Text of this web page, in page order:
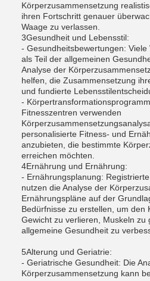
Körperzusammensetzung
ihren Fortschritt genauer
Waage zu verlassen.
3Gesundheit und Lebensstil:
- Gesundheitsbewertungen:
als Teil der allgemeinen
Analyse der
helfen, die Zusammensetzung
und fundierte
-
Fitnesszentren verwenden
personalisierte Fitness- und
anzubieten, die bestimmte
erreichen möchten.
4Ernährung und Ernährung:
- Ernährungsplanung:
nutzen die Analyse der
Ernährungspläne auf der
Bedürfnisse zu erstellen, um den
Gewicht zu verlieren, Muskeln zu
allgemeine Gesundheit zu
5Alterung und Geriatrie:
- Geriatrische Gesundheit: Die
Körperzusammensetzung kann